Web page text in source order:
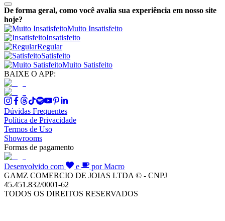
De forma geral, como você avalia sua experiência em nosso site
hoje?
Muito Insatisfeito
Insatisfeito
Regular
Satisfeito
Muito Satisfeito
BAIXE O APP:
Dúvidas Frequentes
Política de Privacidade
Termos de Uso
Showrooms
Formas de pagamento
Desenvolvido com e
por Macro
GAMZ COMERCIO DE JOIAS LTDA © - CNPJ
45.451.832/0001-62
TODOS OS DIREITOS RESERVADOS